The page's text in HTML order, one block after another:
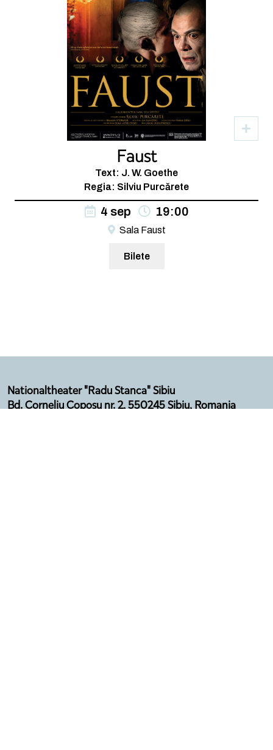
Faust
Text: J. W. Goethe
Regia: Silviu Purcărete
4 sep 19:00
Sala Faust
Bilete
Nationaltheater "Radu Stanca" Sibiu
Bd. Corneliu Coposu nr. 2, 550245 Sibiu, Romania